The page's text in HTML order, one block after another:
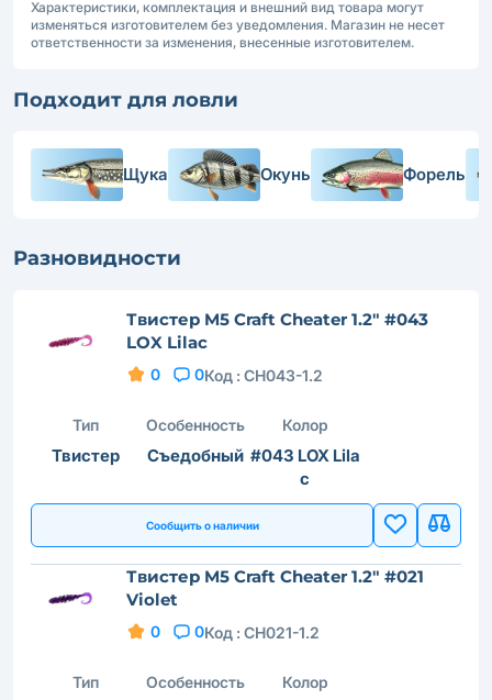
Характеристики, комплектация и внешний вид товара могут
изменяться изготовителем без уведомления. Магазин не несет
ответственности за изменения, внесенные изготовителем.
Подходит для ловли
Щука Окунь Форель
Разновидности
Твистер M5 Craft Cheater 1.2" #043
LOX Lilac
0 0Код : CH043-1.2
Тип
Твистер
Особенность
Съедобный
Колор
#043 LOX Lila
c
Сообщить о наличии
Твистер M5 Craft Cheater 1.2" #021
Violet
0 0Код : CH021-1.2
Тип Особенность Колор